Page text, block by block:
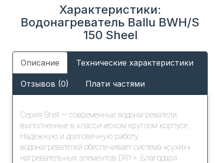
Характеристики:
Водонагреватель Ballu BWH/S
150 Sheel
Описание Технические характеристики
Отзывов (0) Плати частями
Серия Shell — современные водонагреватели,
выполненные в классическом круглом корпусе.
Надежную и долговечную работу
водонагревателей обеспечивает система «сухих»
нагревательных элементов DRY+. Благодаря